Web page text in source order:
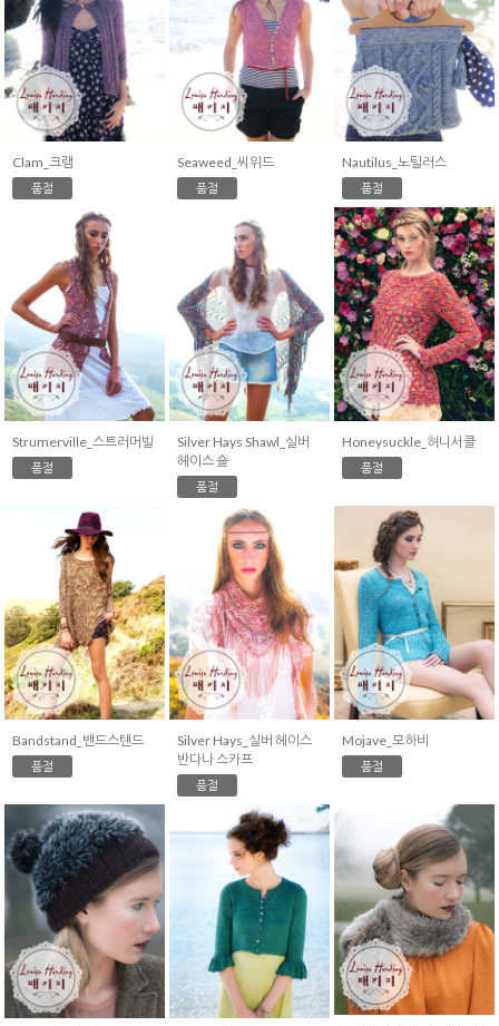
Clam_크램
품절
Seaweed_씨위드
품절
Nautilus_노틸러스
품절
Strumerville_스트러머빌
품절
Silver Hays Shawl_실버
헤이스 숄
품절
Honeysuckle_허니서클
품절
Bandstand_밴드스탠드
품절
Silver Hays_실버 헤이스
반다나 스카프
품절
Mojave_모하비
품절